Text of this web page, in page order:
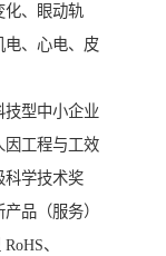
化、眼动轨
电、心电、皮
型中小企业
因工程与工效
科学技术奖
品（服务）
、